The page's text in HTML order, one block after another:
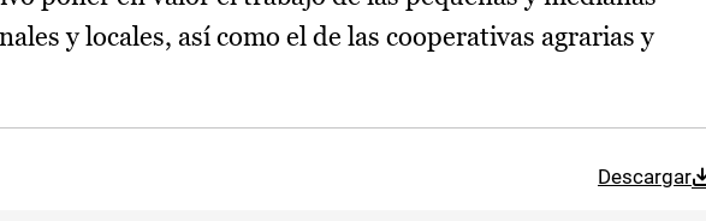
y locales, así como el de las cooperativas agrarias y
Descargar